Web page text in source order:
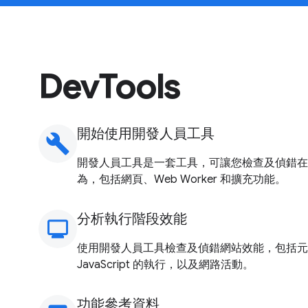
DevTools
build 開始使用開發人員工具
開發人員工具是一套工具，可讓您檢查及偵錯
為，包括網頁、Web Worker 和擴充功能。
monitoring
分析執行階段效能
使用開發人員工具檢查及偵錯網站效能，包括
JavaScript 的執行，以及網路活動。
功能參考資料